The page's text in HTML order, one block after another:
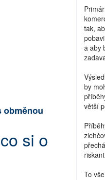
obměnou
si o
tak,
a aby
by
větší
To